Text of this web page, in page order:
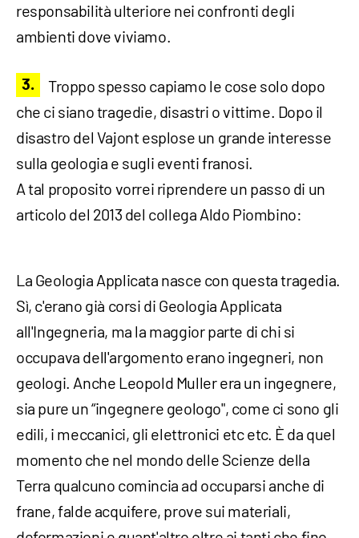
responsabilità ulteriore nei confronti degli
ambienti dove viviamo.
Troppo spesso capiamo le cose solo dopo
che ci siano tragedie, disastri o vittime. Dopo il
disastro del Vajont esplose un grande interesse
sulla geologia e sugli eventi franosi.
A tal proposito vorrei riprendere un passo di un
articolo del 2013 del collega Aldo Piombino:
La Geologia Applicata nasce con questa tragedia.
Sì, c'erano già corsi di Geologia Applicata
all'Ingegneria, ma la maggior parte di chi si
occupava dell'argomento erano ingegneri, non
geologi. Anche Leopold Muller era un ingegnere,
sia pure un “ingegnere geologo", come ci sono gli
edili, i meccanici, gli elettronici etc etc. È da quel
momento che nel mondo delle Scienze della
Terra qualcuno comincia ad occuparsi anche di
frane, falde acquifere, prove sui materiali,